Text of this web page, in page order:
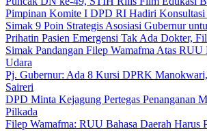
Pimpinan Komite I DPD RI Hadiri
Simak 9 Poin Strategis Asosiasi Gubernur
Prihatin Pasien Emergensi Tak Ada Dokter,
Simak Pandangan Filep Wamafma Atas RUU
Udara
Pj. Gubernur: Ada 8 Kursi DPRK
Saireri
DPD Minta Kejagung Pertegas Penanganan
Pilkada
Filep Wamafma: RUU Bahasa Daerah Harus